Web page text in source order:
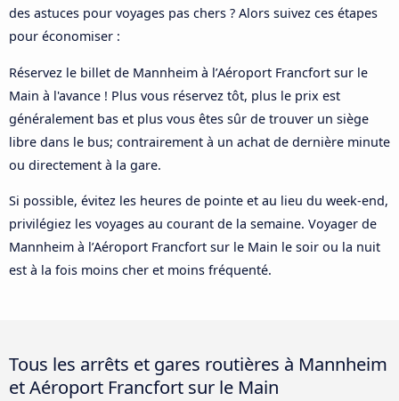
des astuces pour voyages pas chers ? Alors suivez ces étapes
pour économiser :
Réservez le billet de Mannheim à l’Aéroport Francfort sur le
Main à l'avance ! Plus vous réservez tôt, plus le prix est
généralement bas et plus vous êtes sûr de trouver un siège
libre dans le bus; contrairement à un achat de dernière minute
ou directement à la gare.
Si possible, évitez les heures de pointe et au lieu du week-end,
privilégiez les voyages au courant de la semaine. Voyager de
Mannheim à l’Aéroport Francfort sur le Main le soir ou la nuit
est à la fois moins cher et moins fréquenté.
Tous les arrêts et gares routières à Mannheim
et Aéroport Francfort sur le Main